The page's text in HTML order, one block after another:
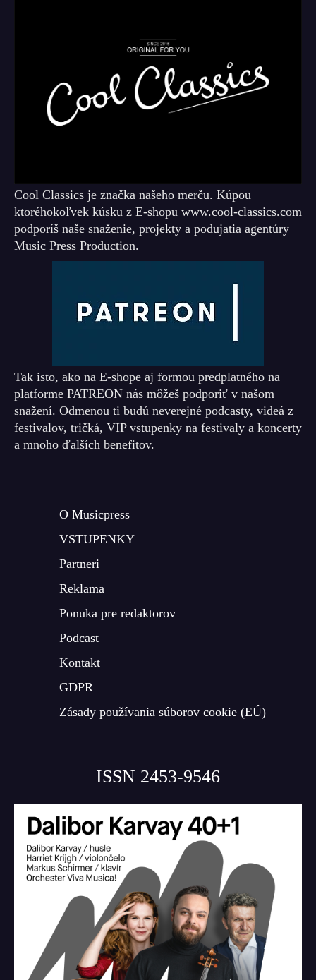
Cool Classics je značka našeho merču. Kúpou
ktoréhokoľvek kúsku z E-shopu www.cool-classics.com
podporíš naše snaženie, projekty a podujatia agentúry
Music Press Production.
Tak isto, ako na E-shope aj formou predplatného na
platforme PATREON nás môžeš podporiť v našom
snažení. Odmenou ti budú neverejné podcasty, videá z
festivalov, tričká, VIP vstupenky na festivaly a koncerty
a mnoho ďalších benefitov.
O Musicpress
VSTUPENKY
Partneri
Reklama
Ponuka pre redaktorov
Podcast
Kontakt
GDPR
Zásady používania súborov cookie (EÚ)
ISSN 2453-9546